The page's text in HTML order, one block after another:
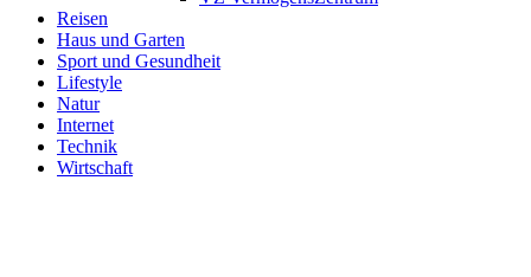
Reisen
Haus und Garten
Sport und Gesundheit
Lifestyle
Natur
Internet
Technik
Wirtschaft